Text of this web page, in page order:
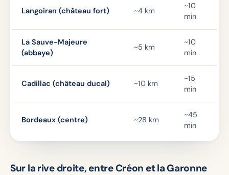
Langoiran (château fort) ~4 km
~10
min
La Sauve-Majeure
(abbaye)
~5 km
~10
min
Cadillac (château ducal) ~10 km
~15
min
Bordeaux (centre) ~28 km
~45
min
Sur la rive droite, entre Créon et la Garonne